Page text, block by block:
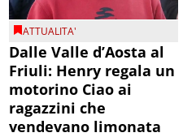
ATTUALITA'
Dalle Valle d’Aosta al
Friuli: Henry regala un
motorino Ciao ai
ragazzini che
vendevano limonata